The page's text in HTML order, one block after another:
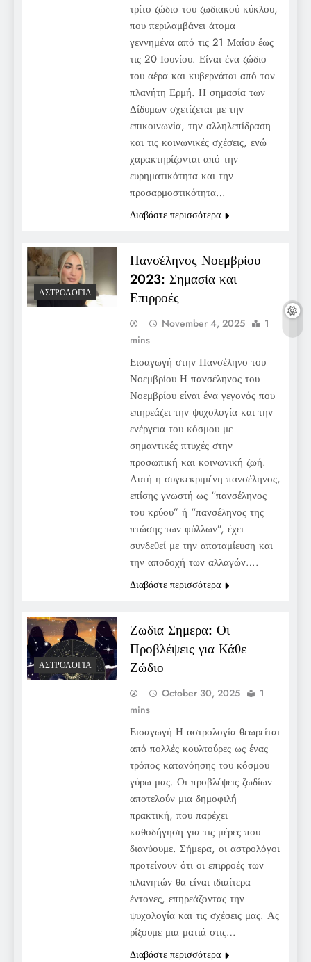
τρίτο ζώδιο του ζωδιακού κύκλου,
που περιλαμβάνει άτομα
γεννημένα από τις 21 Μαΐου έως
τις 20 Ιουνίου. Είναι ένα ζώδιο
του αέρα και κυβερνάται από τον
πλανήτη Ερμή. Η σημασία των
Δίδυμων σχετίζεται με την
επικοινωνία, την αλληλεπίδραση
και τις κοινωνικές σχέσεις, ενώ
χαρακτηρίζονται από την
ευρηματικότητα και την
προσαρμοστικότητα…
Διαβάστε περισσότερα
ΑΣΤΡΟΛΟΓΊΑ
Πανσέληνος Νοεμβρίου
2023: Σημασία και
Επιρροές
November 4, 2025
1
mins
Εισαγωγή στην Πανσέληνο του
Νοεμβρίου Η πανσέληνος του
Νοεμβρίου είναι ένα γεγονός που
επηρεάζει την ψυχολογία και την
ενέργεια του κόσμου με
σημαντικές πτυχές στην
προσωπική και κοινωνική ζωή.
Αυτή η συγκεκριμένη πανσέληνος,
επίσης γνωστή ως “πανσέληνος
του κρύου” ή “πανσέληνος της
πτώσης των φύλλων”, έχει
συνδεθεί με την αποταμίευση και
την αποδοχή των αλλαγών….
Διαβάστε περισσότερα
ΑΣΤΡΟΛΟΓΊΑ
Ζωδια Σημερα: Οι
Προβλέψεις για Κάθε
Ζώδιο
October 30, 2025
1
mins
Εισαγωγή Η αστρολογία θεωρείται
από πολλές κουλτούρες ως ένας
τρόπος κατανόησης του κόσμου
γύρω μας. Οι προβλέψεις ζωδίων
αποτελούν μια δημοφιλή
πρακτική, που παρέχει
καθοδήγηση για τις μέρες που
διανύουμε. Σήμερα, οι αστρολόγοι
προτείνουν ότι οι επιρροές των
πλανητών θα είναι ιδιαίτερα
έντονες, επηρεάζοντας την
ψυχολογία και τις σχέσεις μας. Ας
ρίξουμε μια ματιά στις…
Διαβάστε περισσότερα